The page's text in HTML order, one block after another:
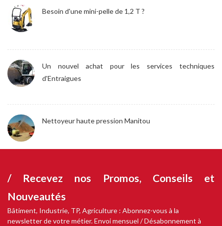
Besoin d'une mini-pelle de 1,2 T ?
Un nouvel achat pour les services techniques
d'Entraigues
Nettoyeur haute pression Manitou
/ Recevez nos Promos, Conseils et
Nouveautés
Bâtiment, Industrie, TP, Agriculture : Abonnez-vous à la
newsletter de votre métier. Envoi mensuel / Désabonnement à